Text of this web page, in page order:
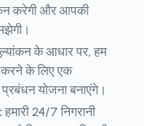
करेगी और आपकी
के आधार पर, हम
के लिए एक
योजना बनाएंगे।
हमारी 24/7 निगरानी